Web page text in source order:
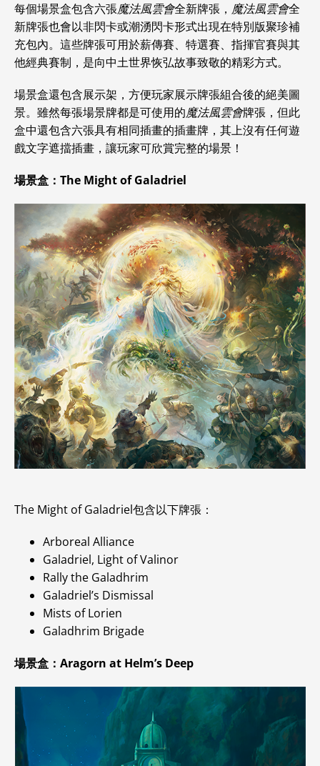
每個場景盒包含六張魔法風雲會全新牌張， 魔法風雲會全
新牌張也會以非閃卡或潮湧閃卡形式出現在特別版聚珍補
充包內。這些牌張可用於薪傳賽、特選賽、指揮官賽與其
他經典賽制，是向中土世界恢弘故事致敬的精彩方式。
場景盒還包含展示架，方便玩家展示牌張組合後的絕美圖
景。雖然每張場景牌都是可使用的魔法風雲會牌張，但此
盒中還包含六張具有相同插畫的插畫牌，其上沒有任何遊
戲文字遮擋插畫，讓玩家可欣賞完整的場景！
場景盒：The Might of Galadriel
The Might of Galadriel包含以下牌張：
Arboreal Alliance
Galadriel, Light of Valinor
Rally the Galadhrim
Galadriel’s Dismissal
Mists of Lorien
Galadhrim Brigade
場景盒：Aragorn at Helm’s Deep